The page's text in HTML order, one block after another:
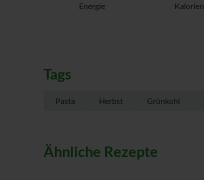
Energie Kalorien
Tags
Pasta Herbst Grünkohl
Ähnliche Rezepte